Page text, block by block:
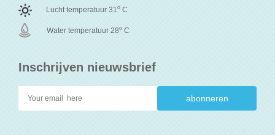
Inschrijven nieuwsbrief
Lucht temperatuur 31o C
Water temperatuur 28o C